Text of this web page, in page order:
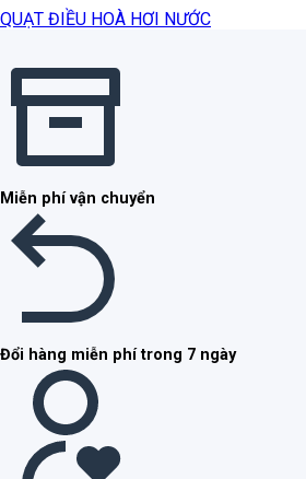
QUẠT ĐIỀU HOÀ HƠI NƯỚC
Miễn phí vận chuyển
Đổi hàng miễn phí trong 7 ngày